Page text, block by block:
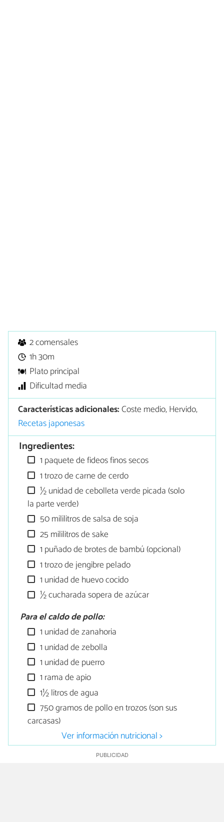
2 comensales
1h 30m
Plato principal
Dificultad media
Características adicionales:Coste medio, Hervido,
Recetas japonesas
Ingredientes:
1 paquete de fideos finos secos
1 trozo de carne de cerdo
½ unidad de cebolleta verde picada (solo
la parte verde)
50 mililitros de salsa de soja
25 mililitros de sake
1 puñado de brotes de bambú (opcional)
1 trozo de jengibre pelado
1 unidad de huevo cocido
½ cucharada sopera de azúcar
Para el caldo de pollo:
1 unidad de zanahoria
1 unidad de zebolla
1 unidad de puerro
1 rama de apio
1½ litros de agua
750 gramos de pollo en trozos (son sus
carcasas)
Ver información nutricional >